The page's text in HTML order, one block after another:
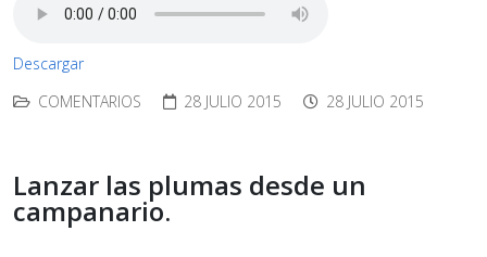
Descargar
COMENTARIOS
28 JULIO 2015 28 JULIO 2015
Lanzar las plumas desde un
campanario.